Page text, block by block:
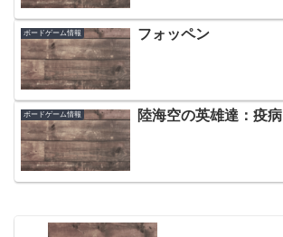
ボードゲーム情報 フォッペン
ボードゲーム情報 陸海空の英雄達：疫病